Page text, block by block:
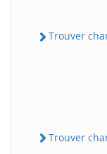
Trouver
Trouver